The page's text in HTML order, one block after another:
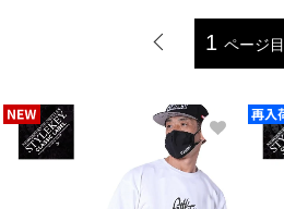
1 ページ目